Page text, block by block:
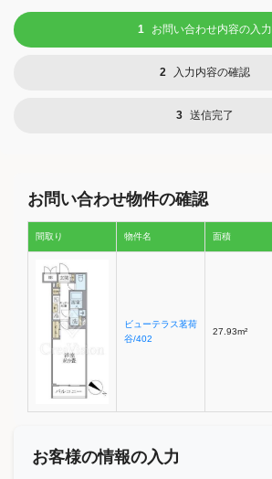
1 お問い合わせ内容の入力
2 入力内容の確認
3 送信完了
お問い合わせ物件の確認
間取り 物件名 面積
ビューテラス茗荷
谷/402
27.93m²
お客様の情報の入力